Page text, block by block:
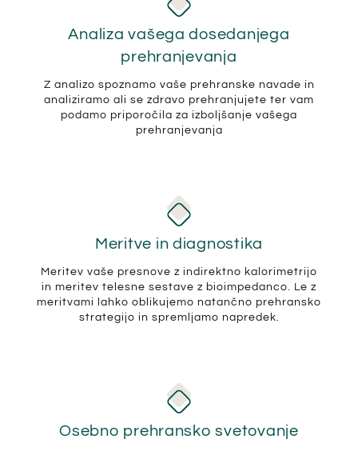
Analiza vašega dosedanjega
prehranjevanja
Z analizo spoznamo vaše prehranske navade in
analiziramo ali se zdravo prehranjujete ter vam
podamo priporočila za izboljšanje vašega
prehranjevanja
Meritve in diagnostika
Meritev vaše presnove z indirektno kalorimetrijo
in meritev telesne sestave z bioimpedanco. Le z
meritvami lahko oblikujemo natančno prehransko
strategijo in spremljamo napredek.
Osebno prehransko svetovanje